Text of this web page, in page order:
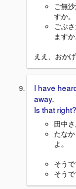
ご無
すか。
ごぶ
ますか
ええ、おかげ
I have
away.
Is that
田中
たな
よ。
そう
そう